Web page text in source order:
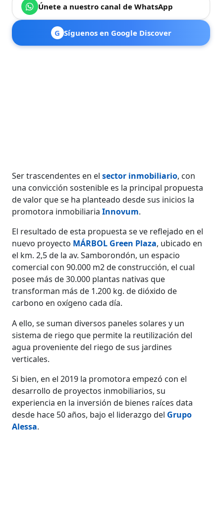
Únete a nuestro canal de WhatsApp
G Síguenos en Google Discover
Ser trascendentes en elsector inmobiliario, con
una convicción sostenible es la principal propuesta
de valor que se ha planteado desde sus inicios la
promotora inmobiliaria Innovum.
El resultado de esta propuesta se ve reflejado en el
nuevo proyecto MÁRBOL Green Plaza, ubicado en
el km. 2,5 de la av. Samborondón, un espacio
comercial con 90.000 m2 de construcción, el cual
posee más de 30.000 plantas nativas que
transforman más de 1.200 kg. de dióxido de
carbono en oxígeno cada día.
A ello, se suman diversos paneles solares y un
sistema de riego que permite la reutilización del
agua proveniente del riego de sus jardines
verticales.
Si bien, en el 2019 la promotora empezó con el
desarrollo de proyectos inmobiliarios, su
experiencia en la inversión de bienes raíces data
desde hace 50 años, bajo el liderazgo del Grupo
Alessa.